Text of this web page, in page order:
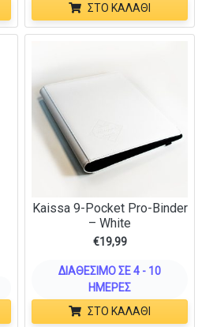
ΣΤΟ ΚΑΛΆΘΙ
Kaissa 9-Pocket Pro-Binder
– White
€19,99
ΔΙΑΘΈΣΙΜΟ ΣΕ 4 - 10
ΗΜΈΡΕΣ
ΣΤΟ ΚΑΛΆΘΙ